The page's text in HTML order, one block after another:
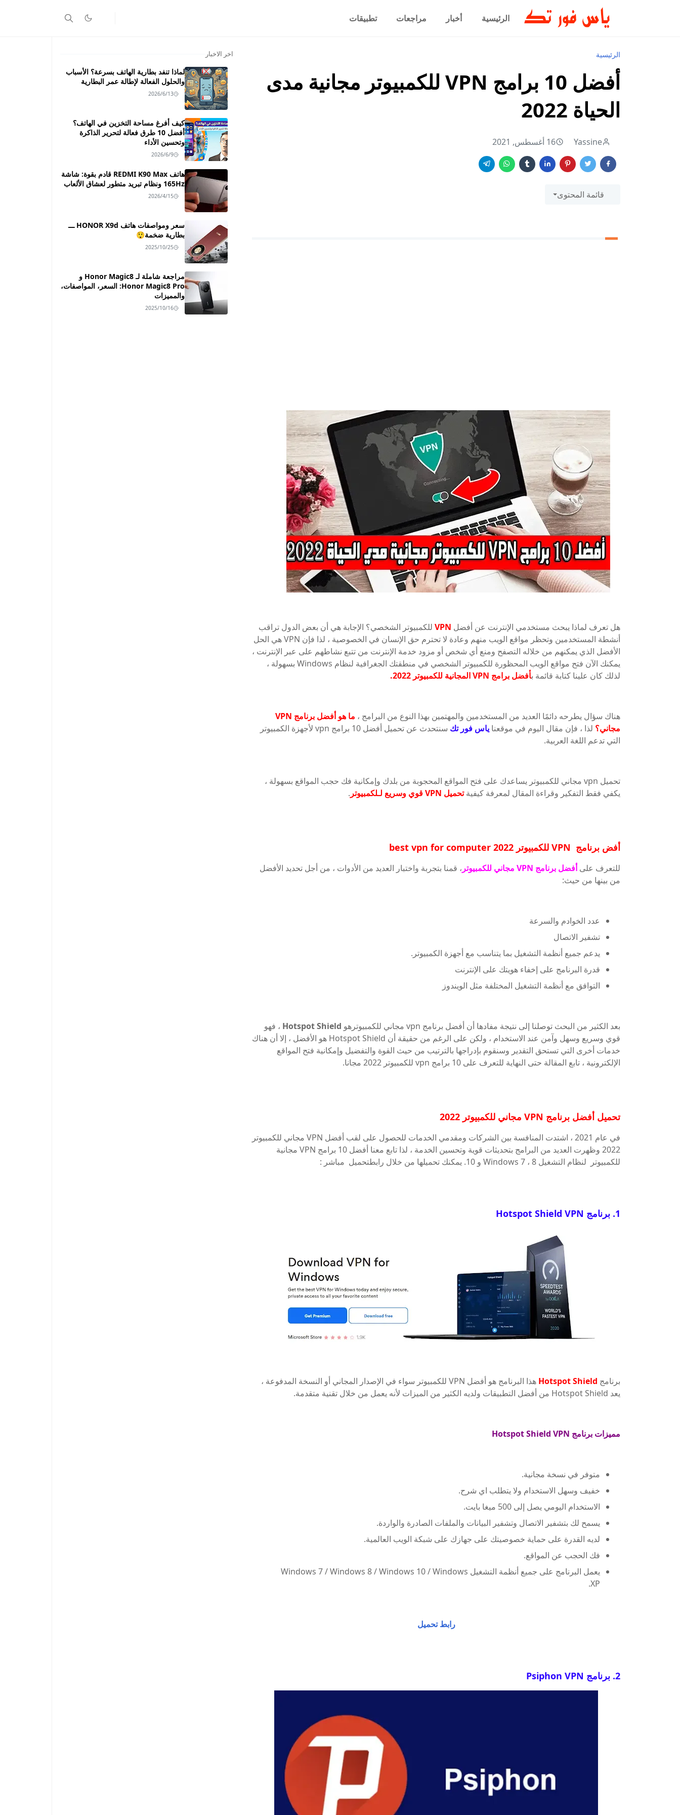
الرئيسية أخبار مراجعات تطبيقات
الرئيسية
أفضل 10 برامج VPN للكمبيوتر مجانية مدى
الحياة 2022
Yassine 16 أغسطس, 2021
قائمة المحتوى
هل تعرف لماذا يبحث مستخدمي الإنترنت عن أفضل VPN للكمبيوتر الشخصي؟ الإجابة هي أن بعض الدول تراقب
أنشطة المستخدمين وتحظر مواقع الويب منهم وعادة لا تحترم حق الإنسان في الخصوصية ، لذا فإن VPN هي الحل
الأفضل الذي يمكنهم من خلاله التصفح ومنع أي شخص أو مزود خدمة الإنترنت من تتبع نشاطهم على عبر الإنترنت ،
يمكنك الآن فتح مواقع الويب المحظورة للكمبيوتر الشخصي في منطقتك الجغرافية لنظام Windows بسهولة ،
لذلك كان علينا كتابة قائمة بأفضل برامج VPN المجانية للكمبيوتر 2022.
هناك سؤال يطرحه دائمًا العديد من المستخدمين والمهتمين بهذا النوع من البرامج ،
ما هو أفضل برنامج VPN
مجاني؟ لذا ، فإن مقال اليوم في موقعنا ياس فور تك
سنتحدث عن تحميل أفضل 10 برامج vpn لأجهزة الكمبيوتر
التي تدعم اللغة العربية.
تحميل vpn مجاني للكمبيوتر يساعدك على فتح المواقع المحجوبة من بلدك وإمكانية فك حجب المواقع بسهولة ،
يكفي فقط التفكير وقراءة المقال لمعرفة كيفيةتحميل VPN قوي وسريع لـلكمبيوتر .
أفض برنامج VPN للكمبيوتر 2022 best vpn for computer
للتعرف علىأفضل برنامج VPN مجاني للكمبيوتر
، قمنا بتجربة واختبار العديد من الأدوات ، من أجل تحديد الأفضل
من بينها من حيث:
عدد الخوادم والسرعة
تشفير الاتصال
يدعم جميع أنظمة التشغيل بما يتناسب مع أجهزة الكمبيوتر.
قدرة البرنامج على إخفاء هويتك على الإنترنت
التوافق مع أنظمة التشغيل المختلفة مثل الويندوز
بعد الكثير من البحث توصلنا إلى نتيجة مفادها أن أفضل برنامج vpn مجاني للكمبيوترهو Hotspot Shield ، فهو
قوي وسريع وسهل وآمن عند الاستخدام ، ولكن على الرغم من حقيقة أن Hotspot Shield هو الأفضل ، إلا أن هناك
خدمات أخرى التي تستحق التقدير وسنقوم بإدراجها بالترتيب من حيث القوة والتفضيل وإمكانية فتح المواقع
الإلكترونية ، تابع المقالة حتى النهاية للتعرف على 10 برامج vpn للكمبيوتر 2022 مجانا.
تحميل أفضل برنامج VPN مجاني للكمبيوتر 2022
في عام 2021 ، اشتدت المنافسة بين الشركات ومقدمي الخدمات للحصول على لقب أفضل VPN مجاني للكمبيوتر
2022 وظهرت العديد من البرامج بتحديثات قوية وتحسين الخدمة ، لذا تابع معنا أفضل 10 برامج VPN مجانية
للكمبيوتر لنظام التشغيل Windows 7 ، 8 و 10. يمكنك تحميلها من خلال رابطتحميل مباشر :
1. برنامج Hotspot Shield VPN
برنامج Hotspot Shield
هذا البرنامج هو أفضل VPN للكمبيوتر سواء في الإصدار المجاني أو النسخة المدفوعة ،
يعد Hotspot Shield من أفضل التطبيقات ولديه الكثير من الميزات لأنه يعمل من خلال تقنية متقدمة.
مميزات برنامج Hotspot Shield VPN
متوفر في نسخة مجانية.
خفيف وسهل الاستخدام ولا يتطلب اي شرح.
الاستخدام اليومي يصل إلى 500 ميغا بايت.
يسمح لك بتشفير الاتصال وتشفير البيانات والملفات الصادرة والواردة.
لديه القدرة على حماية خصوصيتك على جهازك على شبكة الويب العالمية.
فك الحجب عن المواقع.
يعمل البرنامج على جميع أنظمة التشغيل Windows 7 / Windows 8 / Windows 10 / Windows
XP.
رابط تحميل
2. برنامج Psiphon VPN
اخر الاخبار
لماذا تنفد بطارية الهاتف بسرعة؟ الأسباب
والحلول الفعالة لإطالة عمر البطارية
2026/6/13
كيف أفرغ مساحة التخزين في الهاتف؟
أفضل 10 طرق فعالة لتحرير الذاكرة
وتحسين الأداء
2026/6/9
هاتف REDMI K90 Max قادم بقوة: شاشة
165Hz ونظام تبريد متطور لعشاق الألعاب
2026/4/15
سعر ومواصفات هاتف HONOR X9d ـــ
بطارية ضخمة😲
2025/10/25
مراجعة شاملة لـ Honor Magic8 و
Honor Magic8 Pro: السعر، المواصفات،
والمميزات
2025/10/16